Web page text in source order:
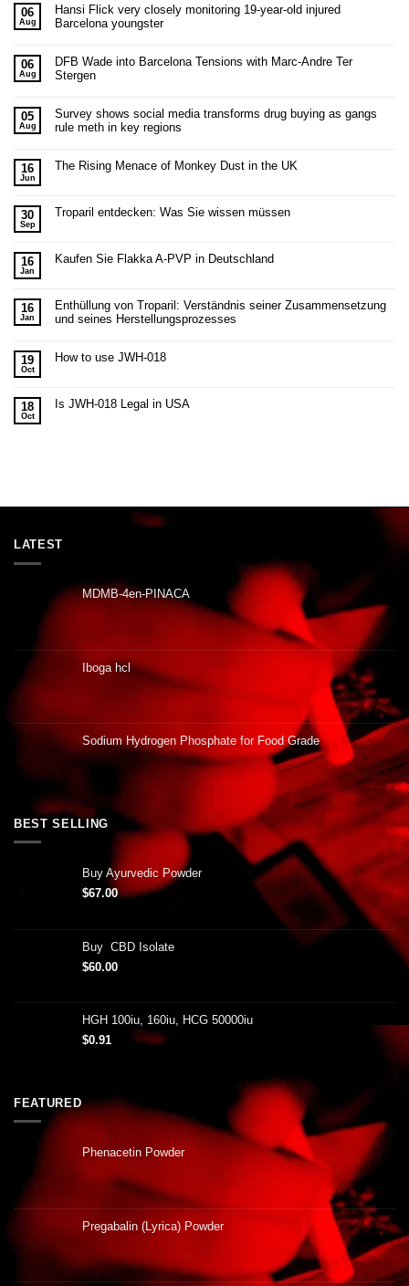
06
Aug
Hansi Flick very closely monitoring 19-year-old injured
Barcelona youngster
06
Aug
DFB Wade into Barcelona Tensions with Marc-Andre Ter
Stergen
05
Aug
Survey shows social media transforms drug buying as gangs
rule meth in key regions
16
Jun
The Rising Menace of Monkey Dust in the UK
30
Sep
Troparil entdecken: Was Sie wissen müssen
16
Jan
Kaufen Sie Flakka A-PVP in Deutschland
16
Jan
Enthüllung von Troparil: Verständnis seiner Zusammensetzung
und seines Herstellungsprozesses
19
Oct
How to use JWH-018
18
Oct
Is JWH-018 Legal in USA
LATEST
MDMB-4en-PINACA
Iboga hcl
Sodium Hydrogen Phosphate for Food Grade
BEST SELLING
Buy Ayurvedic Powder
$67.00
Buy CBD Isolate
$60.00
HGH 100iu, 160iu, HCG 50000iu
$0.91
FEATURED
Phenacetin Powder
Pregabalin (Lyrica) Powder